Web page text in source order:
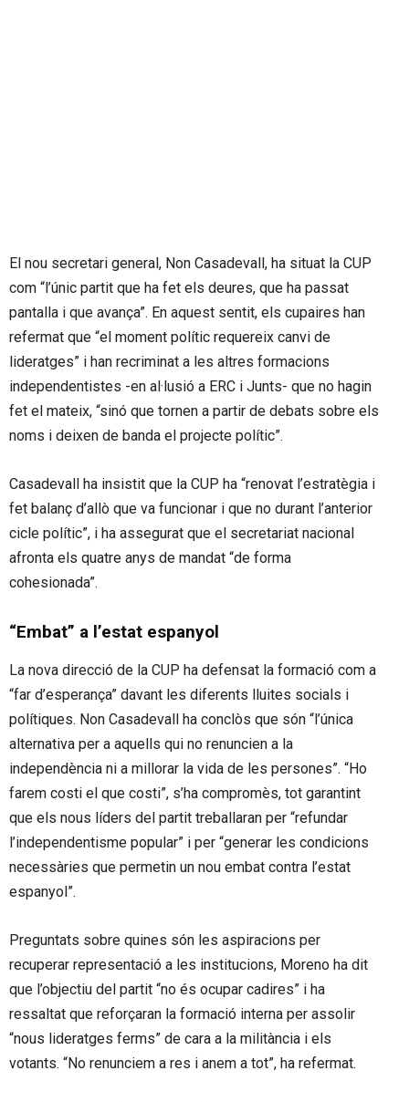
El nou secretari general, Non Casadevall, ha situat la CUP
com “l’únic partit que ha fet els deures, que ha passat
pantalla i que avança”. En aquest sentit, els cupaires han
refermat que “el moment polític requereix canvi de
lideratges” i han recriminat a les altres formacions
independentistes -en al·lusió a ERC i Junts- que no hagin
fet el mateix, “sinó que tornen a partir de debats sobre els
noms i deixen de banda el projecte polític”.
Casadevall ha insistit que la CUP ha “renovat l’estratègia i
fet balanç d’allò que va funcionar i que no durant l’anterior
cicle polític”, i ha assegurat que el secretariat nacional
afronta els quatre anys de mandat “de forma
cohesionada”.
“Embat” a l’estat espanyol
La nova direcció de la CUP ha defensat la formació com a
“far d’esperança” davant les diferents lluites socials i
polítiques. Non Casadevall ha conclòs que són “l’única
alternativa per a aquells qui no renuncien a la
independència ni a millorar la vida de les persones”. “Ho
farem costi el que costi”, s’ha compromès, tot garantint
que els nous líders del partit treballaran per “refundar
l’independentisme popular” i per “generar les condicions
necessàries que permetin un nou embat contra l’estat
espanyol”.
Preguntats sobre quines són les aspiracions per
recuperar representació a les institucions, Moreno ha dit
que l’objectiu del partit “no és ocupar cadires” i ha
ressaltat que reforçaran la formació interna per assolir
“nous lideratges ferms” de cara a la militància i els
votants. “No renunciem a res i anem a tot”, ha refermat.